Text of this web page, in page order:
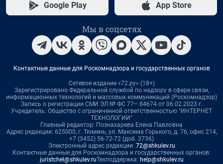
Google Play App Store
Мы в соцсетях
Контактные данные для Роскомнадзора и государственных органов
Сетевое издание «72.ру» (18+)
Зарегистрировано Федеральной службой по надзору в сфере связи,
информационных технологий и массовых коммуникаций (Роскомнадзор)
Запись о регистрации СМИ ЭЛ № ФС 77– 84674 от 06.02.2023 г.
Учредитель: Общество с ограниченной ответственностью "ИНТЕРНЕТ
ТЕХНОЛОГИИ"
Главный редактор: Познахарева Елена Павловна
Адрес редакции: 625000, г. Тюмень, ул. Максима Горького, д. 76, офис 214,
+7 (3452) 56-72-72 (доб. 3736)
Электронный адрес редакции: 72@shkulev.ru
Контактные данные для Роскомнадзора и государственных органов:
juristchel@shkulev.ruТехподдержка: help@shkulev.ru